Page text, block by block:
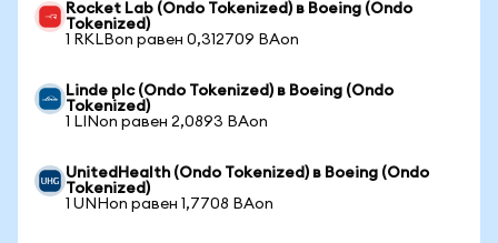
Rocket Lab (Ondo Tokenized) в Boeing (Ondo
Tokenized)
1 RKLBon равен 0,312709 BAon
Linde plc (Ondo Tokenized) в Boeing (Ondo
Tokenized)
1 LINon равен 2,0893 BAon
UnitedHealth (Ondo Tokenized) в Boeing (Ondo
Tokenized)
1 UNHon равен 1,7708 BAon